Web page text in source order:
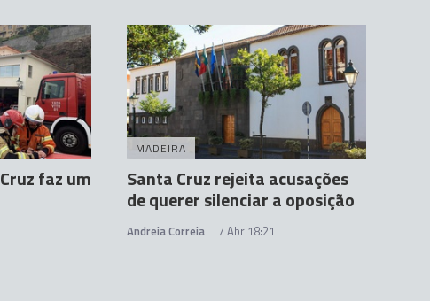
faz um
MADEIRA
Santa Cruz rejeita acusações
de querer silenciar a oposição
Andreia Correia 7 Abr 18:21